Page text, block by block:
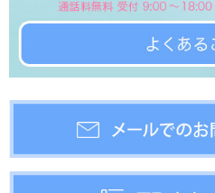
①スーパーセルム（吸引マシン）/ サロンで
施術ができます。
②ハイパーナイフ（痩身機器）/ 人気のハイ
商品の詳細はお気軽にお問い合わせ下さい。
2019年9月18日 アウトレット美容機器 入荷
入荷しました。未使用品で在庫2台あります。
商品の詳細はお気軽にお問い合わせ下さい。